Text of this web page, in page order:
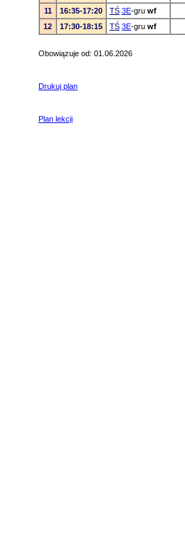
11
16:35-17:20 TŚ 3E-gru wf
12
17:30-18:15 TŚ 3E-gru wf
Obowiązuje od: 01.06.2026
Drukuj plan
Plan lekcji